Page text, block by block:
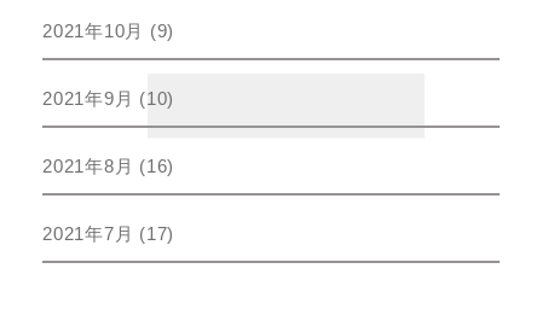
2021年10月 (9)
2021年9月 (10)
2021年8月 (16)
2021年7月 (17)